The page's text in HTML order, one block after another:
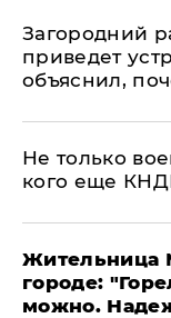
Загородний
приведет
объяснил,
Не только
кого еще
Жительница
городе:
можно.